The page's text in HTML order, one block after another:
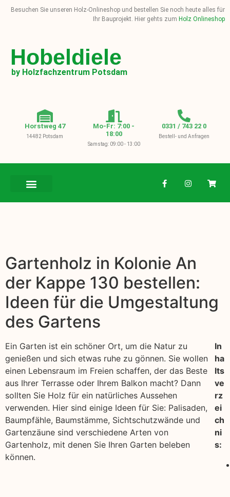
Besuchen Sie unseren Holz-Onlineshop und bestellen Sie noch heute alles für
Ihr Bauprojekt. Hier gehts zum Holz Onlineshop
Hobeldiele
by Holzfachzentrum Potsdam
Horstweg 47
14482 Potsdam
Mo-Fr: 7:00 -
18:00
Samstag: 09:00 - 13:00
0331 / 743 22 0
Bestell- und Anfragen
Gartenholz in Kolonie An
der Kappe 130 bestellen:
Ideen für die Umgestaltung
des Gartens
Ein Garten ist ein schöner Ort, um die Natur zu
genießen und sich etwas ruhe zu gönnen. Sie wollen
einen Lebensraum im Freien schaffen, der das Beste
aus Ihrer Terrasse oder Ihrem Balkon macht? Dann
sollten Sie Holz für ein natürliches Aussehen
verwenden. Hier sind einige Ideen für Sie: Palisaden,
Baumpfähle, Baumstämme, Sichtschutzwände und
Gartenzäune sind verschiedene Arten von
Gartenholz, mit denen Sie Ihren Garten beleben
können.
In
ha
lts
ve
rz
ei
ch
ni
s: